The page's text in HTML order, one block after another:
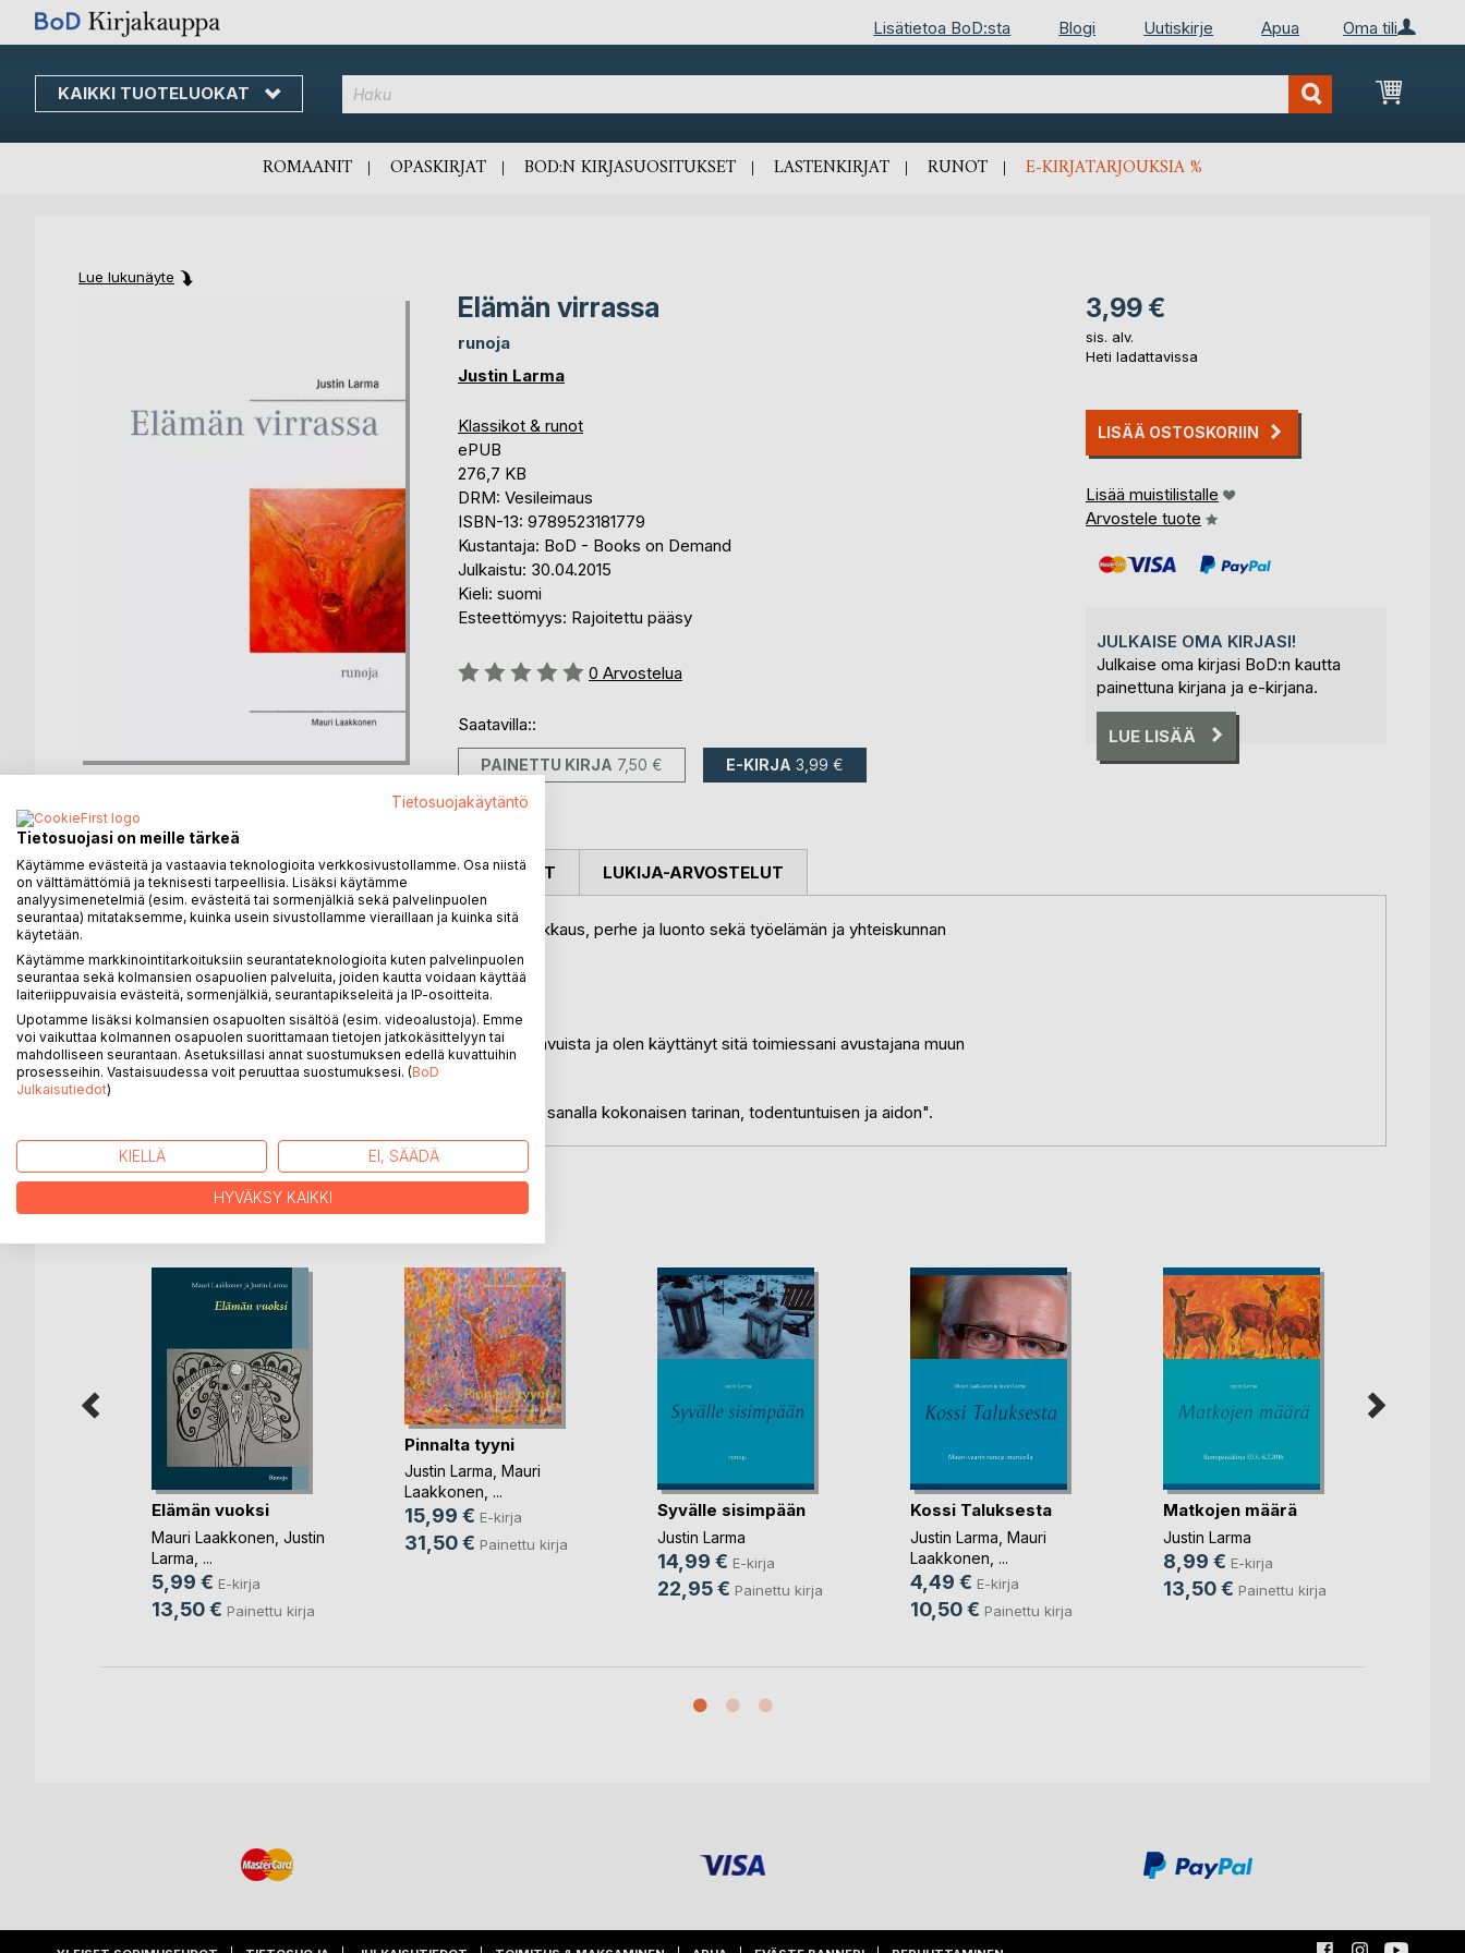
Oma tili
Lisätietoa BoD:sta Blogi Uutiskirje Apua
KAIKKI TUOTELUOKAT
Skip
Content
ROMAANIT OPASKIRJAT BOD:N KIRJASUOSITUKSET LASTENKIRJAT RUNOT E-KIRJATARJOUKSIA %
Lue lukunäyte
Elämän virrassa
runoja
Justin Larma
Klassikot & runot
ePUB
276,7 KB
DRM: Vesileimaus
ISBN-13: 9789523181779
Kustantaja: BoD - Books on Demand
Julkaistu: 30.04.2015
Kieli: suomi
Esteettömyys: Rajoitettu pääsy
Arvostelu::
0 Arvostelua
Saatavilla::
PAINETTU KIRJA 7,50 € E-KIRJA 3,99 €
3,99 €
sis. alv.
Heti ladattavissa
LISÄÄ OSTOSKORIIN
Lisää muistilistalle
Arvostele tuote
JULKAISE OMA KIRJASI!
Julkaise oma kirjasi BoD:n kautta
painettuna kirjana ja e-kirjana.
LUE LISÄÄ
KUVAUS
Runoja elämän eri alueilta, itse koettuina ja kuviteltuina. Rakkaus, perhe ja luonto sekä työelämän ja yhteiskunnan
murrosvaiheet selviytymistarinoihin puettuna.
Luonto on suuri innoittajani.
Nimimerkkini Justin Larma koostuu lasteni etunimien alkutavuista ja olen käyttänyt sitä toimiessani avustajana muun
muassa pohjois-helsinkiläisessä paikallislehdessä.
Runoista sanottua: "Kerrot jokaisessa runossa muutamalla sanalla kokonaisen tarinan, todentuntuisen ja aidon".
KIRJAILIJA LEHDISTÖARVOSTELUT LUKIJA-ARVOSTELUT
LISÄÄ KIRJOJA BoD:LLA
Elämän vuoksi
Mauri Laakkonen Justin
Larma , ...
5,99 € E-kirja
13,50 € Painettu kirja
Pinnalta tyyni
Justin Larma Mauri
Laakkonen , ...
15,99 € E-kirja
31,50 € Painettu kirja
Syvälle sisimpään
Justin Larma
14,99 € E-kirja
22,95 € Painettu kirja
Kossi Taluksesta
Justin Larma Mauri
Laakkonen , ...
4,49 € E-kirja
10,50 € Painettu kirja
Matkojen määrä
Justin Larma
8,99 € E-kirja
13,50 € Painettu kirja
Tietosuojakäytäntö
Tietosuojasi on meille tärkeä
Käytämme evästeitä ja vastaavia teknologioita verkkosivustollamme. Osa niistä
on välttämättömiä ja teknisesti tarpeellisia. Lisäksi käytämme
analyysimenetelmiä (esim. evästeitä tai sormenjälkiä sekä palvelinpuolen
seurantaa) mitataksemme, kuinka usein sivustollamme vieraillaan ja kuinka sitä
käytetään.
Käytämme markkinointitarkoituksiin seurantateknologioita kuten palvelinpuolen
seurantaa sekä kolmansien osapuolien palveluita, joiden kautta voidaan käyttää
laiteriippuvaisia evästeitä, sormenjälkiä, seurantapikseleitä ja IP-osoitteita.
Upotamme lisäksi kolmansien osapuolten sisältöä (esim. videoalustoja). Emme
voi vaikuttaa kolmannen osapuolen suorittamaan tietojen jatkokäsittelyyn tai
mahdolliseen seurantaan. Asetuksillasi annat suostumuksen edellä kuvattuihin
prosesseihin. Vastaisuudessa voit peruuttaa suostumuksesi. (BoD
Julkaisutiedot)
KIELLÄ EI, SÄÄDÄ
HYVÄKSY KAIKKI